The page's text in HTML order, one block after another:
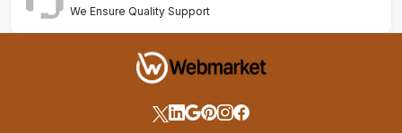
We Ensure Quality Support